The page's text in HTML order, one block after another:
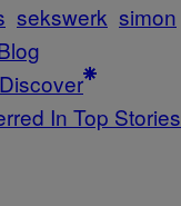
sekswerk simon
In Top Stories